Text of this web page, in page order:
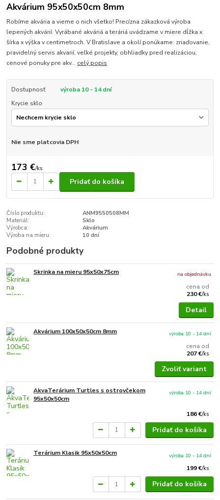
Akvárium 95x50x50cm 8mm
Robíme akvária a vieme o nich všetko! Precízna zákazková výroba
lepených akvárií. Vyrábané akváriá a teráriá uvádzame v miere dĺžka x
šírka x výška v centimetroch. V Bratislave a okolí ponúkame: zriaďovanie,
pravidelný servis akvarií, veľké projekty, obhliadky pred realizáciou,
cenové ponuky pre akv... celý popis
Dostupnosť
výroba 10 - 14 dní
Krycie sklo
Nie sme platcovia DPH
173 €/ks
Pridať do košíka
Číslo produktu:
ANM9550508MM
Materiál:
Sklo
Výrobca:
Akvárium
Výroba na mieru:
10 dní
Podobné produkty
Skrinka na mieru 95x50x75cm
cena od
230 €/ks
na objednávku
Detail
Akvárium 100x50x50cm 8mm
cena od
207 €/ks
výroba 10 - 14 dní
Zvoliť variant
AkvaTerárium Turtles s ostrovčekom
95x50x50cm
186 €/ks
výroba 10 - 14 dní
Pridať do košíka
Terárium Klasik 95x50x50cm
199 €/ks
výroba 10 - 14 dní
Pridať do košíka